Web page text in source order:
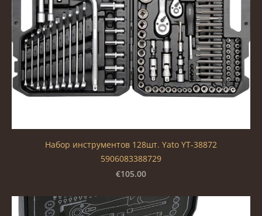
Набор инструментов 128шт. Yato YT-38872
5906083388729
€105.00